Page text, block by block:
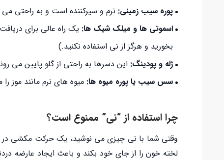
پوره سیب زمینی: نرم و سیرکننده است و به راحتی می
اسموتی ها و میلک شیک ها: یک راه عالی برای
بخورید و هرگز از نی استفاده نکنید.)
ژله و پودینگ: این دسرها به راحتی از گلو پایین می
سس سیب یا پوره میوه ها: میوه های نرم مانند موز
چرا استفاده از “نی” ممنوع است؟
وقتی شما با نی چیزی می نوشید، یک حرکت مکشی
لخته خون را از جای خود بکند و باعث ایجاد عارضه